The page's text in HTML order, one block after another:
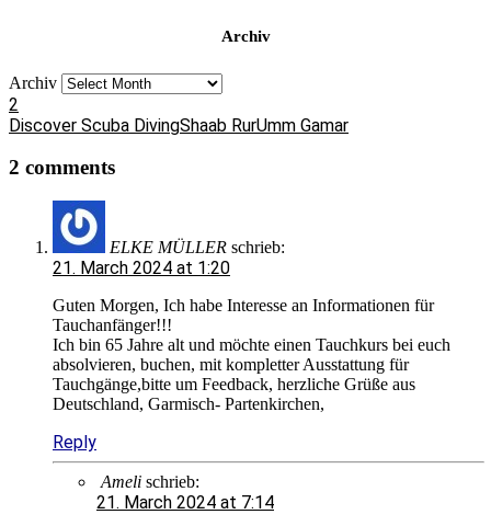
Archiv
Archiv
2
Discover Scuba DivingShaab RurUmm Gamar
2 comments
ELKE MÜLLER schrieb:
21. March 2024 at 1:20
Guten Morgen, Ich habe Interesse an Informationen für
Tauchanfänger!!!
Ich bin 65 Jahre alt und möchte einen Tauchkurs bei euch
absolvieren, buchen, mit kompletter Ausstattung für
Tauchgänge,bitte um Feedback, herzliche Grüße aus
Deutschland, Garmisch- Partenkirchen,
Reply
Ameli schrieb:
21. March 2024 at 7:14